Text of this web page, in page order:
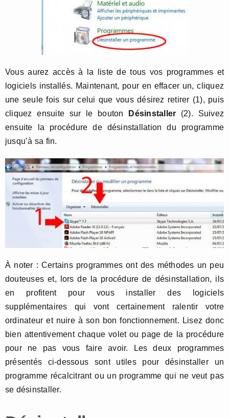
Vous aurez accès à la liste de tous vos programmes et
logiciels installés. Maintenant, pour en effacer un, cliquez
une seule fois sur celui que vous désirez retirer (1), puis
cliquez ensuite sur le bouton
Désinstaller (2). Suivez
ensuite la procédure de désinstallation du programme
jusqu’à sa fin.
À noter : Certains programmes ont des méthodes un peu
douteuses et, lors de la procédure de désinstallation, ils
en profitent pour vous installer des logiciels
supplémentaires qui vont certainement ralentir votre
ordinateur et nuire à son bon fonctionnement. Lisez donc
bien attentivement chaque volet ou page de la procédure
pour ne pas vous faire avoir. Les deux programmes
présentés ci-dessous sont utiles pour désinstaller un
programme récalcitrant ou un programme qui ne veut pas
se désinstaller.